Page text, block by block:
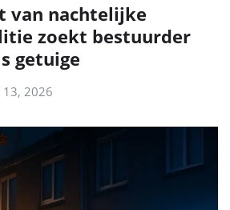
van nachtelijke
zoekt bestuurder
getuige
13, 2026